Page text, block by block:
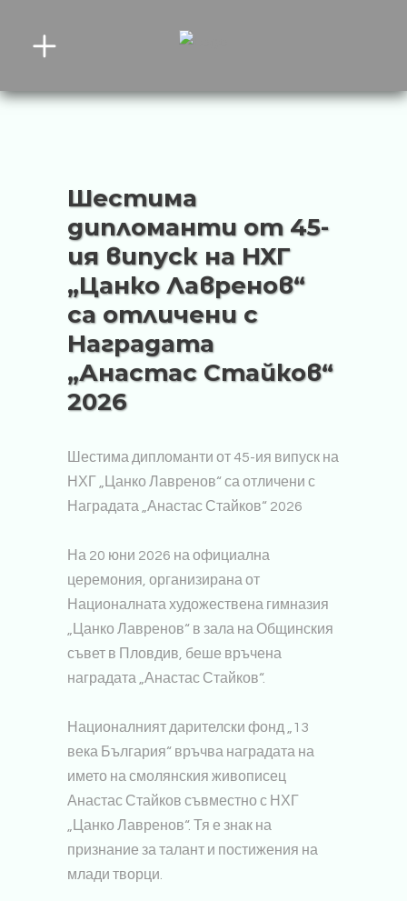
Шестима
дипломанти от 45-
ия випуск на НХГ
„Цанко Лавренов“
са отличени с
Наградата
„Анастас Стайков“
2026
Шестима дипломанти от 45-ия випуск на
НХГ „Цанко Лавренов“ са отличени с
Наградата „Анастас Стайков“ 2026
На 20 юни 2026 на официална
церемония, организирана от
Националната художествена гимназия
„Цанко Лавренов“ в зала на Общинския
съвет в Пловдив, беше връчена
наградата „Анастас Стайков“.
Националният дарителски фонд „13
века България“ връчва наградата на
името на смолянския живописец
Анастас Стайков съвместно с НХГ
„Цанко Лавренов“. Тя е знак на
признание за талант и постижения на
млади творци.